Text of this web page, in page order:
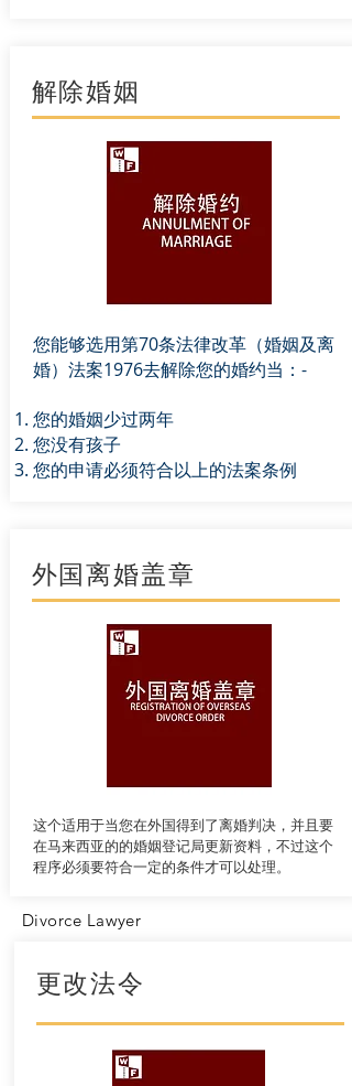
解除婚姻
您能够选用第70条法律改革（婚姻及离
婚）法案1976去解除您的婚约当：-
您的婚姻少过两年
您没有孩子
您的申请必须符合以上的法案条例
外国离婚盖章
这个适用于当您在外国得到了离婚判决，并且要
在马来西亚的的婚姻登记局更新资料，不过这个
程序必须要符合一定的条件才可以处理。
Divorce Lawyer
更改法令